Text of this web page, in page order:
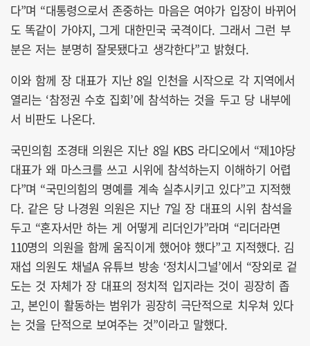
다”며 “대통령으로서 존중하는 마음은 여야가 입장이 바뀌어
도 똑같이 가야지, 그게 대한민국 국격이다. 그래서 그런 부
분은 저는 분명히 잘못됐다고 생각한다”고 밝혔다.
이와 함께 장 대표가 지난 8일 인천을 시작으로 각 지역에서
열리는 ‘참정권 수호 집회’에 참석하는 것을 두고 당 내부에
서 비판도 나온다.
국민의힘 조경태 의원은 지난 8일 KBS 라디오에서 “제1야당
대표가 왜 마스크를 쓰고 시위에 참석하는지 이해하기 어렵
다”며 “국민의힘의 명예를 계속 실추시키고 있다”고 지적했
다. 같은 당 나경원 의원은 지난 7일 장 대표의 시위 참석을
두고 “혼자서만 하는 게 어떻게 리더인가”라며 “리더라면
110명의 의원을 함께 움직이게 했어야 했다”고 지적했다. 김
재섭 의원도 채널A 유튜브 방송 ‘정치시그널’에서 “장외로 겉
도는 것 자체가 장 대표의 정치적 입지라는 것이 굉장히 좁
고, 본인이 활동하는 범위가 굉장히 극단적으로 치우쳐 있다
는 것을 단적으로 보여주는 것”이라고 말했다.